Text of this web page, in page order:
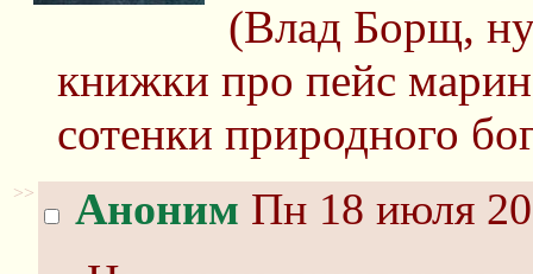
(Влад Борщ,
книжки про пейс
сотенки природного
>> Аноним Пн 18 июля